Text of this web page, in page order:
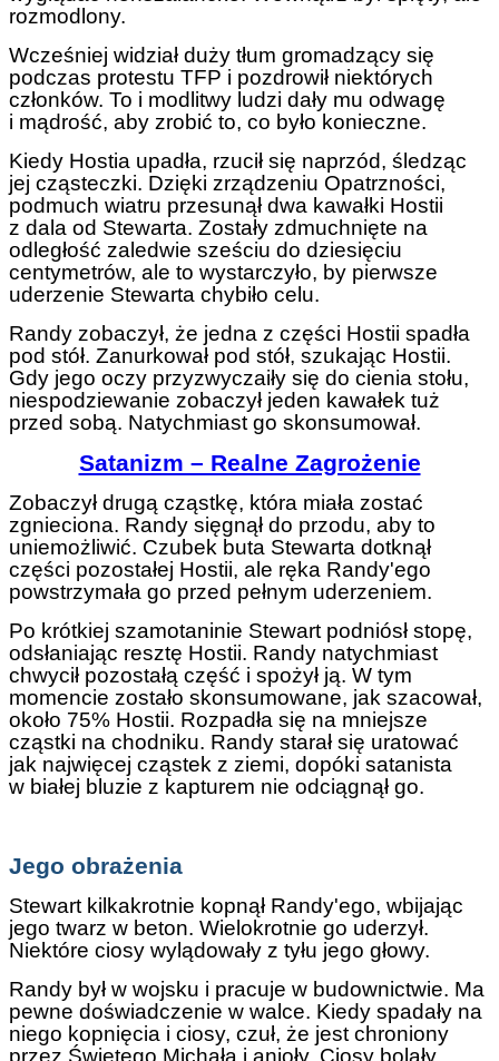
rozmodlony.
Wcześniej widział duży tłum gromadzący się
podczas protestu TFP i pozdrowił niektórych
członków. To i modlitwy ludzi dały mu odwagę
i mądrość, aby zrobić to, co było konieczne.
Kiedy Hostia upadła, rzucił się naprzód, śledząc
jej cząsteczki. Dzięki zrządzeniu Opatrzności,
podmuch wiatru przesunął dwa kawałki Hostii
z dala od Stewarta. Zostały zdmuchnięte na
odległość zaledwie sześciu do dziesięciu
centymetrów, ale to wystarczyło, by pierwsze
uderzenie Stewarta chybiło celu.
Randy zobaczył, że jedna z części Hostii spadła
pod stół. Zanurkował pod stół, szukając Hostii.
Gdy jego oczy przyzwyczaiły się do cienia stołu,
niespodziewanie zobaczył jeden kawałek tuż
przed sobą. Natychmiast go skonsumował.
Satanizm – Realne Zagrożenie
Zobaczył drugą cząstkę, która miała zostać
zgnieciona. Randy sięgnął do przodu, aby to
uniemożliwić. Czubek buta Stewarta dotknął
części pozostałej Hostii, ale ręka Randy'ego
powstrzymała go przed pełnym uderzeniem.
Po krótkiej szamotaninie Stewart podniósł stopę,
odsłaniając resztę Hostii. Randy natychmiast
chwycił pozostałą część i spożył ją. W tym
momencie zostało skonsumowane, jak szacował,
około 75% Hostii. Rozpadła się na mniejsze
cząstki na chodniku. Randy starał się uratować
jak najwięcej cząstek z ziemi, dopóki satanista
w białej bluzie z kapturem nie odciągnął go.
Jego obrażenia
Stewart kilkakrotnie kopnął Randy'ego, wbijając
jego twarz w beton. Wielokrotnie go uderzył.
Niektóre ciosy wylądowały z tyłu jego głowy.
Randy był w wojsku i pracuje w budownictwie. Ma
pewne doświadczenie w walce. Kiedy spadały na
niego kopnięcia i ciosy, czuł, że jest chroniony